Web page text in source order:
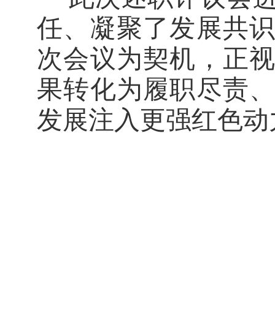
任、凝聚了发展共
次会议为契机，正
果转化为履职尽责
发展注入更强红色